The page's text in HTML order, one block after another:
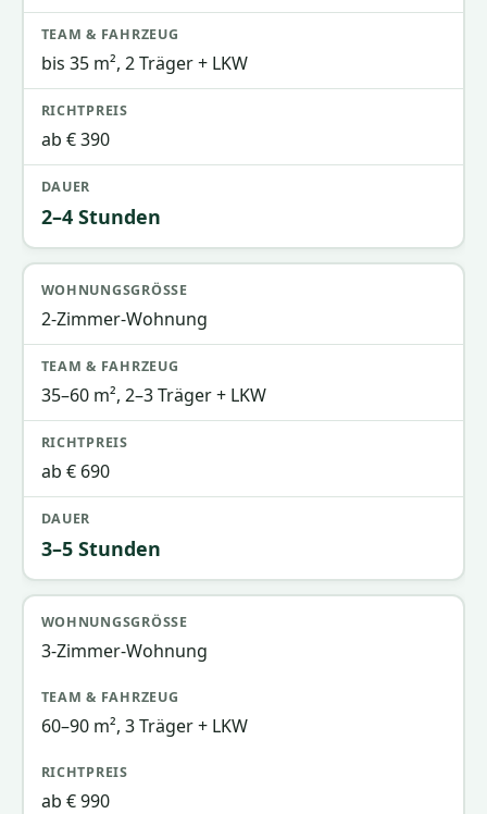
bis 35 m², 2 Träger + LKW
ab € 390
2–4 Stunden
2-Zimmer-Wohnung
35–60 m², 2–3 Träger + LKW
ab € 690
3–5 Stunden
3-Zimmer-Wohnung
60–90 m², 3 Träger + LKW
ab € 990